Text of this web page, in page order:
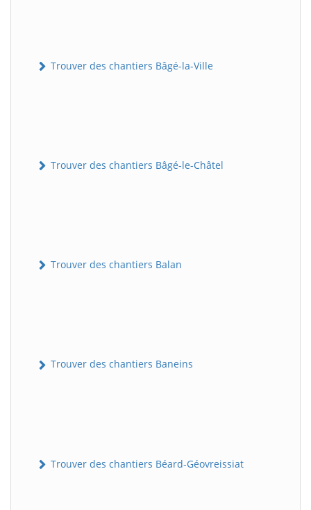
Trouver des chantiers Bâgé-la-Ville
Trouver des chantiers Bâgé-le-Châtel
Trouver des chantiers Balan
Trouver des chantiers Baneins
Trouver des chantiers Béard-Géovreissiat